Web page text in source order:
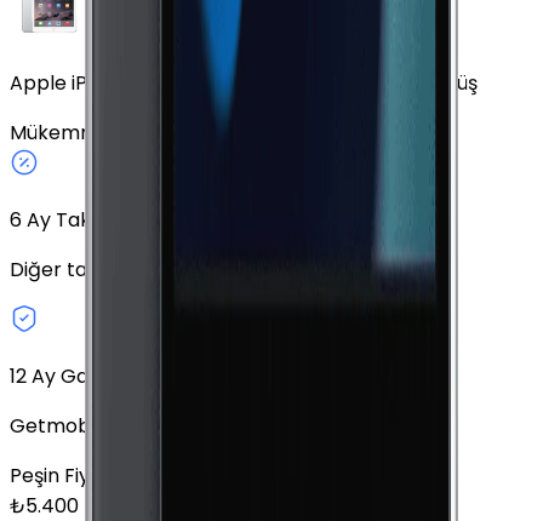
Apple iPad Air (2. Nesil) 64 GB 9.7" Cellular Gümüş
Mükemmel
6Ay Taksit Seçeneği
Diğer taksit seçeneklerini keşfedin.
12 Ay Garanti
Getmobil Garantisi
Peşin Fiyatına
₺5.400